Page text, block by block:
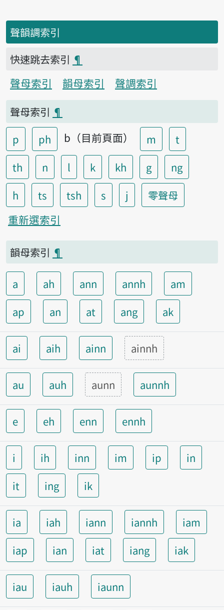
聲韻調索引
快速跳去索引 ¶
聲母索引
韻母索引
聲調索引
聲母索引 ¶
p
ph b（目前頁面） m
t
th
n l k kh g
ng
h
ts tsh s j
零聲母
重新選索引
韻母索引 ¶
a ah ann annh
am
ap
an at ang ak
ai aih ainn ainnh
au auh aunn aunnh
e eh enn ennh
i ih inn im ip
in
it
ing ik
ia iah iann iannh
iam
iap
ian iat iang iak
iau iauh iaunn